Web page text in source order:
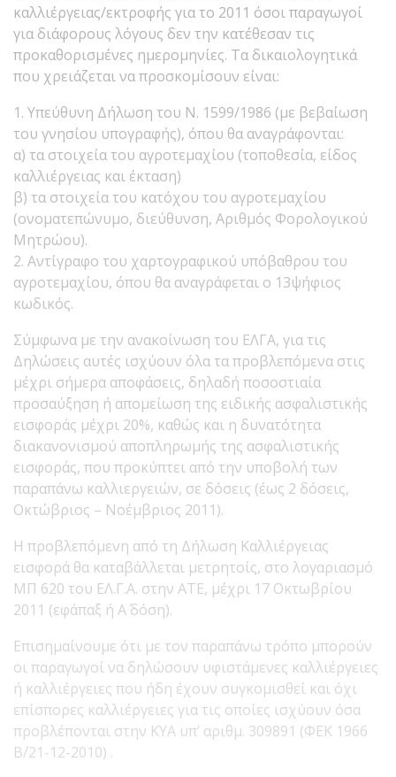
καλλιέργειας/εκτροφής για το 2011 όσοι παραγωγοί
για διάφορους λόγους δεν την κατέθεσαν τις
προκαθορισμένες ημερομηνίες. Τα δικαιολογητικά
που χρειάζεται να προσκομίσουν είναι:
1. Υπεύθυνη Δήλωση του Ν. 1599/1986 (με βεβαίωση
του γνησίου υπογραφής), όπου θα αναγράφονται:
α) τα στοιχεία του αγροτεμαχίου (τοποθεσία, είδος
καλλιέργειας και έκταση)
β) τα στοιχεία του κατόχου του αγροτεμαχίου
(ονοματεπώνυμο, διεύθυνση, Αριθμός Φορολογικού
Μητρώου).
2. Αντίγραφο του χαρτογραφικού υπόβαθρου του
αγροτεμαχίου, όπου θα αναγράφεται ο 13ψήφιος
κωδικός.
Σύμφωνα με την ανακοίνωση του ΕΛΓΑ, για τις
Δηλώσεις αυτές ισχύουν όλα τα προβλεπόμενα στις
μέχρι σήμερα αποφάσεις, δηλαδή ποσοστιαία
προσαύξηση ή απομείωση της ειδικής ασφαλιστικής
εισφοράς μέχρι 20%, καθώς και η δυνατότητα
διακανονισμού αποπληρωμής της ασφαλιστικής
εισφοράς, που προκύπτει από την υποβολή των
παραπάνω καλλιεργειών, σε δόσεις (έως 2 δόσεις,
Οκτώβριος – Νοέμβριος 2011).
Η προβλεπόμενη από τη Δήλωση Καλλιέργειας
εισφορά θα καταβάλλεται μετρητοίς, στο λογαριασμό
ΜΠ 620 του ΕΛ.Γ.Α. στην ΑΤΕ, μέχρι 17 Οκτωβρίου
2011 (εφάπαξ ή Α΄ δόση).
Επισημαίνουμε ότι με τον παραπάνω τρόπο μπορούν
οι παραγωγοί να δηλώσουν υφιστάμενες καλλιέργειες
ή καλλιέργειες που ήδη έχουν συγκομισθεί και όχι
επίσπορες καλλιέργειες για τις οποίες ισχύουν όσα
προβλέπονται στην ΚΥΑ υπ’ αριθμ. 309891 (ΦΕΚ 1966
Β΄/21-12-2010) .